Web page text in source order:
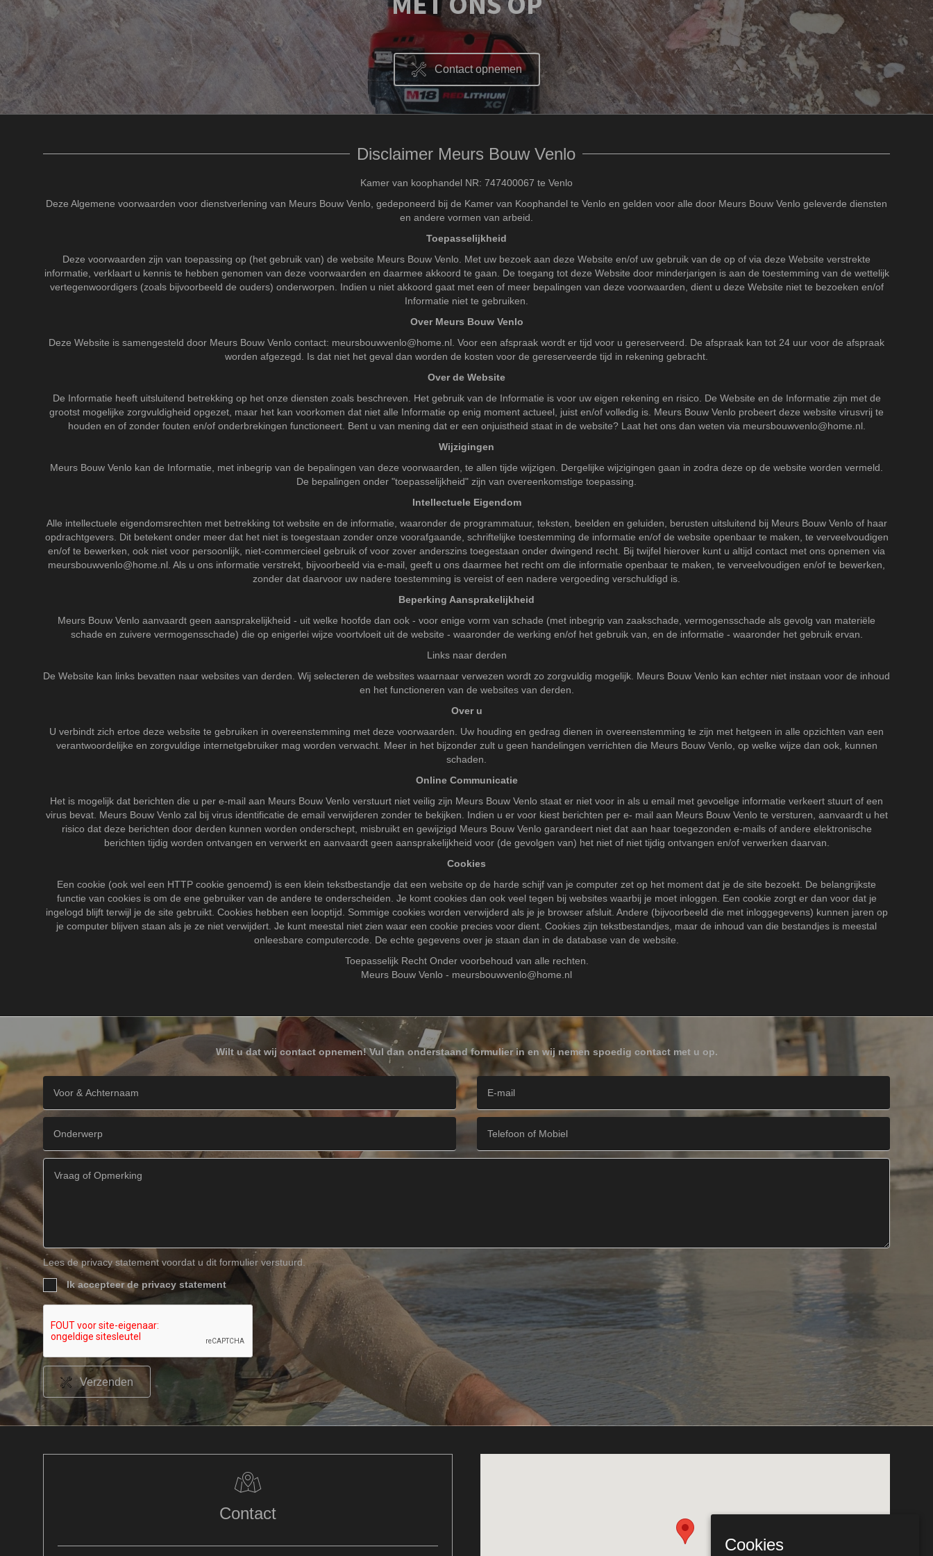
Contact opnemen
Disclaimer Meurs Bouw Venlo
Kamer van koophandel NR: 747400067 te Venlo
Deze Algemene voorwaarden voor dienstverlening van Meurs Bouw Venlo, gedeponeerd bij de Kamer van Koophandel te Venlo en gelden voor alle door Meurs Bouw Venlo geleverde diensten
en andere vormen van arbeid.
Toepasselijkheid
Deze voorwaarden zijn van toepassing op (het gebruik van) de website Meurs Bouw Venlo. Met uw bezoek aan deze Website en/of uw gebruik van de op of via deze Website verstrekte
informatie, verklaart u kennis te hebben genomen van deze voorwaarden en daarmee akkoord te gaan. De toegang tot deze Website door minderjarigen is aan de toestemming van de wettelijk
vertegenwoordigers (zoals bijvoorbeeld de ouders) onderworpen. Indien u niet akkoord gaat met een of meer bepalingen van deze voorwaarden, dient u deze Website niet te bezoeken en/of
Informatie niet te gebruiken.
Over Meurs Bouw Venlo
Deze Website is samengesteld door Meurs Bouw Venlo contact: meursbouwvenlo@home.nl . Voor een afspraak wordt er tijd voor u gereserveerd. De afspraak kan tot 24 uur voor de afspraak
worden afgezegd. Is dat niet het geval dan worden de kosten voor de gereserveerde tijd in rekening gebracht.
Over de Website
De Informatie heeft uitsluitend betrekking op het onze diensten zoals beschreven. Het gebruik van de Informatie is voor uw eigen rekening en risico. De Website en de Informatie zijn met de
grootst mogelijke zorgvuldigheid opgezet, maar het kan voorkomen dat niet alle Informatie op enig moment actueel, juist en/of volledig is. Meurs Bouw Venlo probeert deze website virusvrij te
houden en of zonder fouten en/of onderbrekingen functioneert. Bent u van mening dat er een onjuistheid staat in de website? Laat het ons dan weten via meursbouwvenlo@home.nl
Wijzigingen
Meurs Bouw Venlo kan de Informatie, met inbegrip van de bepalingen van deze voorwaarden, te allen tijde wijzigen. Dergelijke wijzigingen gaan in zodra deze op de website worden vermeld.
De bepalingen onder "toepasselijkheid" zijn van overeenkomstige toepassing.
Intellectuele Eigendom
Alle intellectuele eigendomsrechten met betrekking tot website en de informatie, waaronder de programmatuur, teksten, beelden en geluiden, berusten uitsluitend bij Meurs Bouw Venlo of haar
opdrachtgevers. Dit betekent onder meer dat het niet is toegestaan zonder onze voorafgaande, schriftelijke toestemming de informatie en/of de website openbaar te maken, te verveelvoudigen
en/of te bewerken, ook niet voor persoonlijk, niet-commercieel gebruik of voor zover anderszins toegestaan onder dwingend recht. Bij twijfel hierover kunt u altijd contact met ons opnemen via
meursbouwvenlo@home.nl . Als u ons informatie verstrekt, bijvoorbeeld via e-mail, geeft u ons daarmee het recht om die informatie openbaar te maken, te verveelvoudigen en/of te bewerken,
zonder dat daarvoor uw nadere toestemming is vereist of een nadere vergoeding verschuldigd is.
Beperking Aansprakelijkheid
Meurs Bouw Venlo aanvaardt geen aansprakelijkheid - uit welke hoofde dan ook - voor enige vorm van schade (met inbegrip van zaakschade, vermogensschade als gevolg van materiële
schade en zuivere vermogensschade) die op enigerlei wijze voortvloeit uit de website - waaronder de werking en/of het gebruik van, en de informatie - waaronder het gebruik ervan.
Links naar derden
De Website kan links bevatten naar websites van derden. Wij selecteren de websites waarnaar verwezen wordt zo zorgvuldig mogelijk. Meurs Bouw Venlo kan echter niet instaan voor de inhoud
en het functioneren van de websites van derden.
Over u
U verbindt zich ertoe deze website te gebruiken in overeenstemming met deze voorwaarden. Uw houding en gedrag dienen in overeenstemming te zijn met hetgeen in alle opzichten van een
verantwoordelijke en zorgvuldige internetgebruiker mag worden verwacht. Meer in het bijzonder zult u geen handelingen verrichten die Meurs Bouw Venlo, op welke wijze dan ook, kunnen
schaden.
Online Communicatie
Het is mogelijk dat berichten die u per e-mail aan Meurs Bouw Venlo verstuurt niet veilig zijn Meurs Bouw Venlo staat er niet voor in als u email met gevoelige informatie verkeert stuurt of een
virus bevat. Meurs Bouw Venlo zal bij virus identificatie de email verwijderen zonder te bekijken. Indien u er voor kiest berichten per e- mail aan Meurs Bouw Venlo te versturen, aanvaardt u het
risico dat deze berichten door derden kunnen worden onderschept, misbruikt en gewijzigd Meurs Bouw Venlo garandeert niet dat aan haar toegezonden e-mails of andere elektronische
berichten tijdig worden ontvangen en verwerkt en aanvaardt geen aansprakelijkheid voor (de gevolgen van) het niet of niet tijdig ontvangen en/of verwerken daarvan.
Cookies
Een cookie (ook wel een HTTP cookie genoemd) is een klein tekstbestandje dat een website op de harde schijf van je computer zet op het moment dat je de site bezoekt. De belangrijkste
functie van cookies is om de ene gebruiker van de andere te onderscheiden. Je komt cookies dan ook veel tegen bij websites waarbij je moet inloggen. Een cookie zorgt er dan voor dat je
ingelogd blijft terwijl je de site gebruikt. Cookies hebben een looptijd. Sommige cookies worden verwijderd als je je browser afsluit. Andere (bijvoorbeeld die met inloggegevens) kunnen jaren op
je computer blijven staan als je ze niet verwijdert. Je kunt meestal niet zien waar een cookie precies voor dient. Cookies zijn tekstbestandjes, maar de inhoud van die bestandjes is meestal
onleesbare computercode. De echte gegevens over je staan dan in de database van de website.
Toepasselijk Recht Onder voorbehoud van alle rechten.
Meurs Bouw Venlo - meursbouwvenlo@home.nl
Wilt u dat wij contact opnemen! Vul dan onderstaand formulier in en wij nemen spoedig contact met u op.
Lees de privacy statement voordat u dit formulier verstuurd.
Ik accepteer de privacy statement
Verzenden
Contact
Cookies